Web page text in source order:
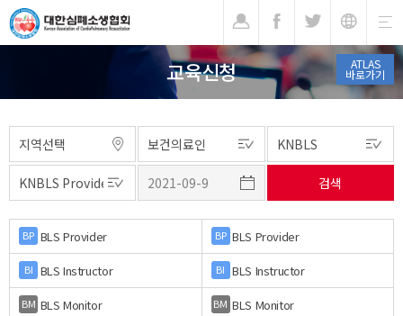
ATLAS
바로가기
교육신청
BP BLS Provider BP BLS Provider
BI BLS Instructor BI BLS Instructor
BM BLS Monitor BM BLS Monitor